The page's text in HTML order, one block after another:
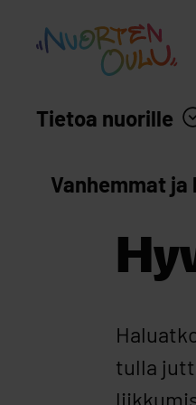
Nuortenoulu.fi etusivu
Tietoa nuorille
Vanhemmat ja
tulla